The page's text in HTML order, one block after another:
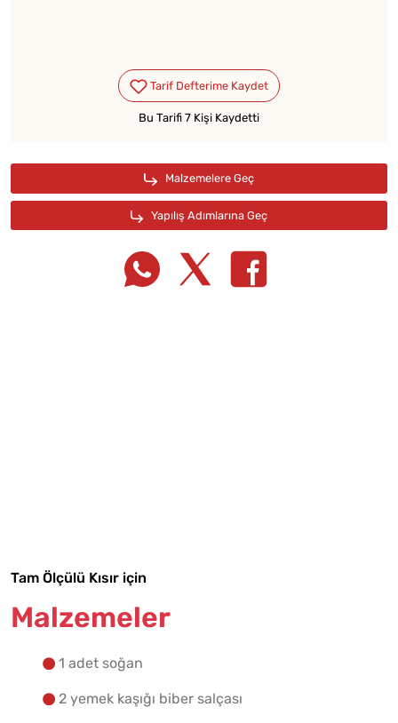
Bu Tarifi 7 Kişi Kaydetti
Tam Ölçülü Kısır için
Malzemeler
1 adet soğan
2 yemek kaşığı biber salçası